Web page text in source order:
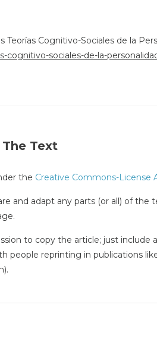
Teorías Cognitivo-Sociales de la
cognitivo-sociales-de-la-
Text
the Creative Commons-License
and adapt any parts (or all) of the
to copy the article; just
people reprinting in publications